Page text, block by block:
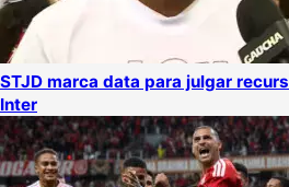
STJD marca data para julgar
Inter